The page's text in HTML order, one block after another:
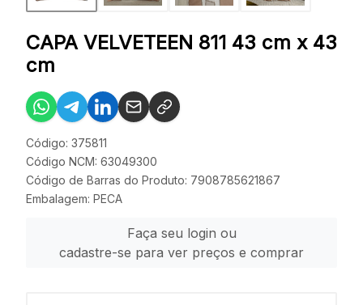
CAPA VELVETEEN 811 43 cm x 43
cm
Código: 375811
Código NCM: 63049300
Código de Barras do Produto: 7908785621867
Embalagem: PECA
Faça seu login ou
cadastre-se para ver preços e comprar